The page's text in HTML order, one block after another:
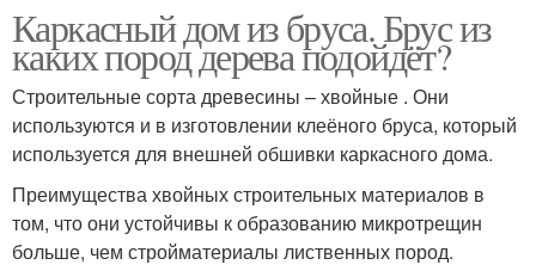
Каркасный дом из бруса. Брус из
каких пород дерева подойдёт?
Строительные сорта древесины – хвойные . Они
используются и в изготовлении клеёного бруса, который
используется для внешней обшивки каркасного дома.
Преимущества хвойных строительных материалов в
том, что они устойчивы к образованию микротрещин
больше, чем стройматериалы лиственных пород.